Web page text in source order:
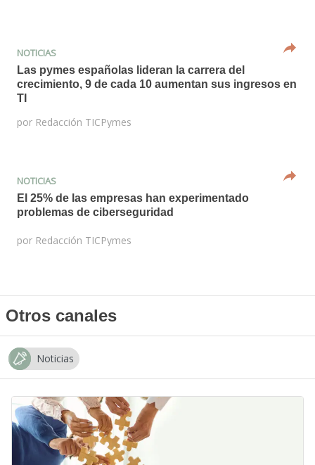
NOTICIAS
Las pymes españolas lideran la carrera del
crecimiento, 9 de cada 10 aumentan sus ingresos en
TI
por Redacción TICPymes
NOTICIAS
El 25% de las empresas han experimentado
problemas de ciberseguridad
por Redacción TICPymes
Otros canales
Noticias